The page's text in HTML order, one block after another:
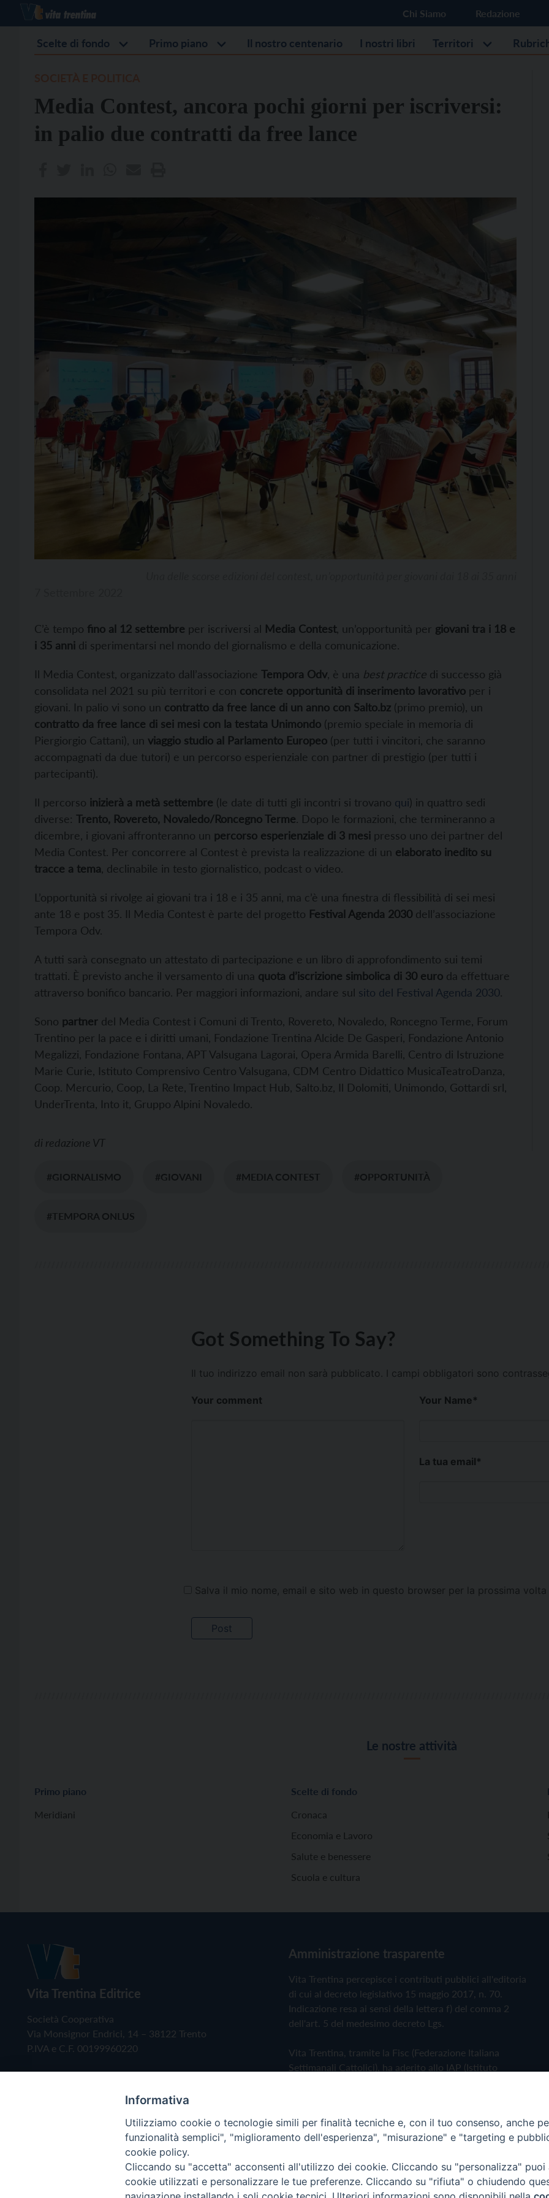
Chi Siamo Redazione
Scelte di fondo Primo piano Il nostro centenario I nostri libri Territori
Media Contest, ancora pochi giorni per iscriversi:
in palio due contratti da free lance
C’è tempo fino al 12 settembre per iscriversi al Media Contest, un’opportunità per giovani tra i 18 e
i 35 anni di sperimentarsi nel mondo del giornalismo e della comunicazione.
Il Media Contest, organizzato dall’associazione Tempora Odv, è una best practice di successo già
consolidata nel 2021 su più territori e con concrete opportunità di inserimento lavorativo per i
giovani. In palio vi sono un contratto da free lance di un anno con Salto.bz (primo premio), un
contratto da free lance di sei mesi con la testata Unimondo (premio speciale in memoria di
Piergiorgio Cattani), un viaggio studio al Parlamento Europeo (per tutti i vincitori, che saranno
accompagnati da due tutori) e un percorso esperienziale con partner di prestigio (per tutti i
partecipanti).
Il percorso inizierà a metà settembre (le date di tutti gli incontri si trovano qui) in quattro sedi
diverse: Trento, Rovereto, Novaledo/Roncegno Terme. Dopo le formazioni, che termineranno a
dicembre, i giovani affronteranno un percorso esperienziale di 3 mesi presso uno dei partner del
Media Contest. Per concorrere al Contest è prevista la realizzazione di un elaborato inedito su
tracce a tema, declinabile in testo giornalistico, podcast o video.
L’opportunità si rivolge ai giovani tra i 18 e i 35 anni, ma c’è una finestra di flessibilità di sei mesi
ante 18 e post 35. Il Media Contest è parte del progetto Festival Agenda 2030 dell’associazione
Tempora Odv.
A tutti sarà consegnato un attestato di partecipazione e un libro di approfondimento sui temi
trattati. È previsto anche il versamento di una quota d’iscrizione simbolica di 30 euro da effettuare
attraverso bonifico bancario. Per maggiori informazioni, andare sul sito del Festival Agenda 2030.
Sono partner del Media Contest i Comuni di Trento, Rovereto, Novaledo, Roncegno Terme, Forum
Trentino per la pace e i diritti umani, Fondazione Trentina Alcide De Gasperi, Fondazione Antonio
Megalizzi, Fondazione Fontana, APT Valsugana Lagorai, Opera Armida Barelli, Centro di Istruzione
Marie Curie, Istituto Comprensivo Centro Valsugana, CDM Centro Didattico MusicaTeatroDanza,
Coop. Mercurio, Coop, La Rete, Trentino Impact Hub, Salto.bz, Il Dolomiti, Unimondo, Gottardi srl,
UnderTrenta, Into it, Gruppo Alpini Novaledo.
di redazione VT
#GIORNALISMO #GIOVANI #MEDIA CONTEST #OPPORTUNITÀ
#TEMPORA ONLUS
Got Something To Say?
Il tuo indirizzo email non sarà pubblicato. I campi obbligatori sono
Your comment Your Name*
La tua email*
Salva il mio nome, email e sito web in questo browser per la prossima
Le nostre attività
Primo piano
Meridiani
Scelte di fondo
Cronaca
Economia e Lavoro
Salute e benessere
Scuola e cultura
Vita Trentina Editrice
Società Cooperativa
Via Monsignor Endrici, 14 – 38122 Trento
P.IVA e C.F. 00199960220
Amministrazione trasparente
Vita Trentina percepisce i contributi pubblici all'editoria
di cui al decreto legislativo 15 maggio 2017, n. 70.
Indicazione resa ai sensi della lettera f) del comma 2
dell'art. 5 del medesimo decreto Lgs.
Vita Trentina, tramite la Fisc (Federazione Italiana
Settimanali Cattolici), ha aderito allo IAP (Istituto
Privacy Policy Cookie Policy
Copyright © 2019 - Tutti i diritti riservati - Vita Trentina Editrice
Informativa
Utilizziamo cookie o tecnologie simili per finalità tecniche e, con il tuo consenso, anche
funzionalità semplici", "miglioramento dell'esperienza", "misurazione" e "targeting e
cookie policy.
Cliccando su "accetta" acconsenti all'utilizzo dei cookie. Cliccando su "personalizza"
cookie utilizzati e personalizzare le tue preferenze. Cliccando su "rifiuta" o chiudendo